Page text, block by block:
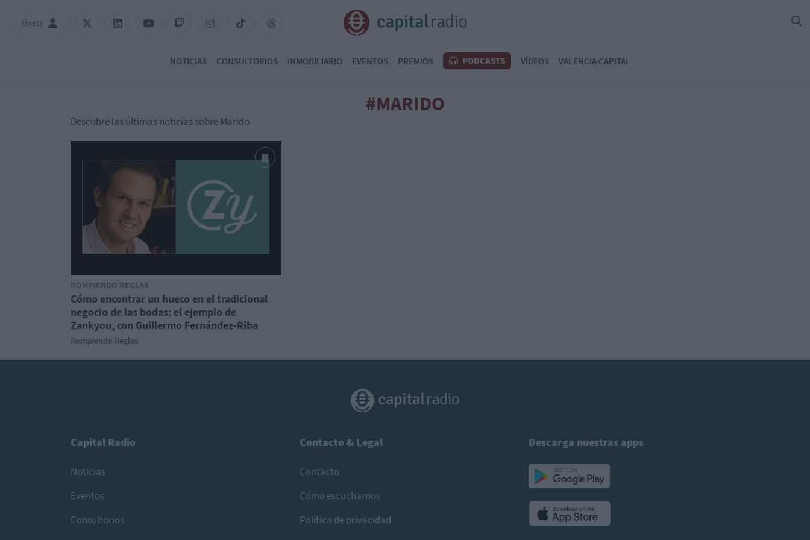
Únete
NOTICIAS CONSULTORIOS INMOBILIARIO EVENTOS PREMIOS PODCASTS VÍDEOS VALENCIA CAPITAL
#MARIDO
Descubre las últimas noticias sobre Marido
ROMPIENDO REGLAS
Cómo encontrar un hueco en el tradicional
negocio de las bodas: el ejemplo de
Zankyou, con Guillermo Fernández-Riba
Rompiendo Reglas
Capital Radio
Noticias
Eventos
Consultorios
Contacto & Legal
Contacto
Cómo escucharnos
Política de privacidad
Descarga nuestras apps